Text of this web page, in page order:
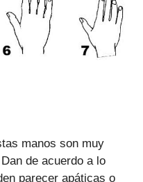
manos son muy
de acuerdo a lo
parecer apáticas o